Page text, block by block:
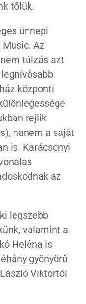
tőlük.
ünnepi
Music. Az
túlzás azt
központi
rejlik
hanem a saját
is. Karácsonyi
az
legszebb
valamint a
Heléna is
gyönyörű
Viktortól